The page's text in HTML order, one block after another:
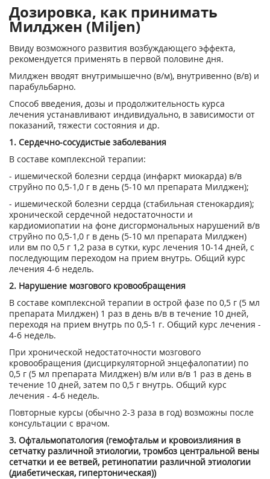
Дозировка, как принимать
Милджен (Miljen)
Ввиду возможного развития возбуждающего эффекта,
рекомендуется применять в первой половине дня.
Милджен вводят внутримышечно (в/м), внутривенно (в/в) и
парабульбарно.
Способ введения, дозы и продолжительность курса
лечения устанавливают индивидуально, в зависимости от
показаний, тяжести состояния и др.
1. Сердечно-сосудистые заболевания
В составе комплексной терапии:
- ишемической болезни сердца (инфаркт миокарда) в/в
струйно по 0,5-1,0 г в день (5-10 мл препарата Милджен);
- ишемической болезни сердца (стабильная стенокардия);
хронической сердечной недостаточности и
кардиомиопатии на фоне дисгормональных нарушений в/в
струйно по 0,5-1,0 г в день (5-10 мл препарата Милджен)
или вм по 0,5 г 1,2 раза в сутки, курс лечения 10-14 дней, с
последующим переходом на прием внутрь. Общий курс
лечения 4-6 недель.
2. Нарушение мозгового кровообращения
В составе комплексной терапии в острой фазе по 0,5 г (5 мл
препарата Милджен) 1 раз в день в/в в течение 10 дней,
переходя на прием внутрь по 0,5-1 г. Общий курс лечения -
4-6 недель.
При хронической недостаточности мозгового
кровообращения (дисциркуляторной энцефалопатии) по
0,5 г (5 мл препарата Милджен) в/м или в/в 1 раз в день в
течение 10 дней, затем по 0,5 г внутрь. Общий курс
лечения - 4-6 недель.
Повторные курсы (обычно 2-3 раза в год) возможны после
консультации с врачом.
3. Офтальмопатология (гемофтальм и кровоизлияния в
сетчатку различной этиологии, тромбоз центральной вены
сетчатки и ее ветвей, ретинопатии различной этиологии
(диабетическая, гипертоническая))